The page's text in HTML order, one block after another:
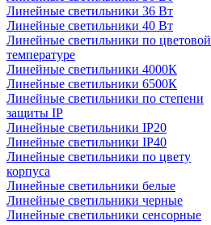
Линейные светильники 36 Вт
Линейные светильники 40 Вт
Линейные светильники по цветовой
температуре
Линейные светильники 4000К
Линейные светильники 6500К
Линейные светильники по степени
защиты IP
Линейные светильники IP20
Линейные светильники IP40
Линейные светильники по цвету
корпуса
Линейные светильники белые
Линейные светильники черные
Линейные светильники сенсорные